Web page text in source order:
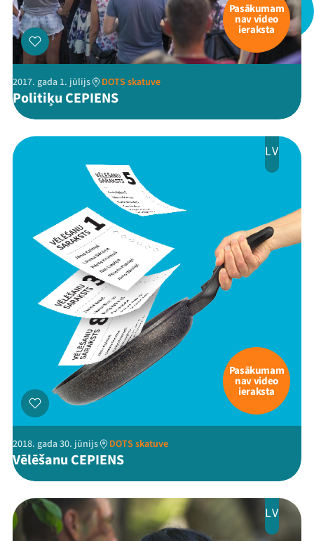
Pasākumam
nav video
ieraksta
2017. gada 1. jūlijs DOTS skatuve
Politiķu CEPIENS
LV
Pasākumam
nav video
ieraksta
2018. gada 30. jūnijs DOTS skatuve
Vēlēšanu CEPIENS
LV